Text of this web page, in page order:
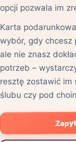
opcji pozwala im
Karta
wybór, gdy chcesz
ale nie znasz
potrzeb –
resztę zostawić im
ślubu czy pod